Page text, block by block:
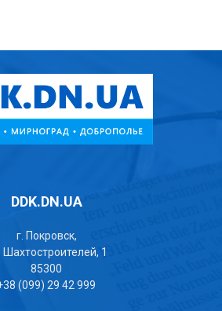
DDK.DN.UA
г. Покровск,
Шахтостроителей, 1
85300
(099) 29 42 999